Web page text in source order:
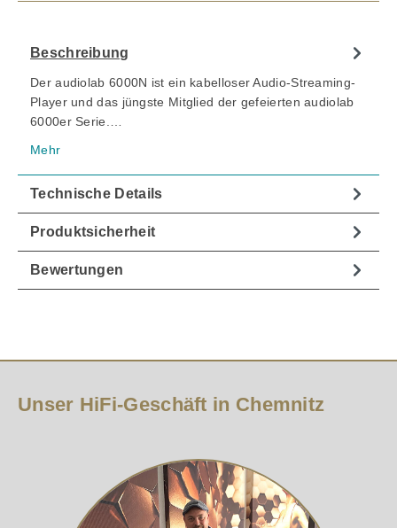
Beschreibung
Der audiolab 6000N ist ein kabelloser Audio-Streaming-
Player und das jüngste Mitglied der gefeierten audiolab
6000er Serie.…
Mehr
Technische Details
Produktsicherheit
Bewertungen
Unser HiFi-Geschäft in Chemnitz